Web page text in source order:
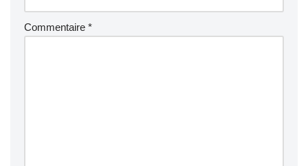
Commentaire *